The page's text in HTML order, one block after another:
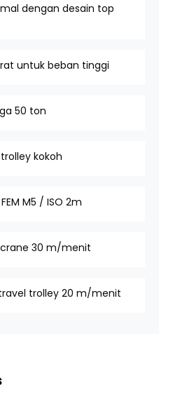
dengan desain top
untuk beban tinggi
50 ton
kokoh
M5 / ISO 2m
30 m/menit
trolley 20 m/menit